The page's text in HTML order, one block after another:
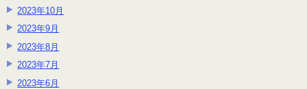
2023年10月
2023年9月
2023年8月
2023年7月
2023年6月